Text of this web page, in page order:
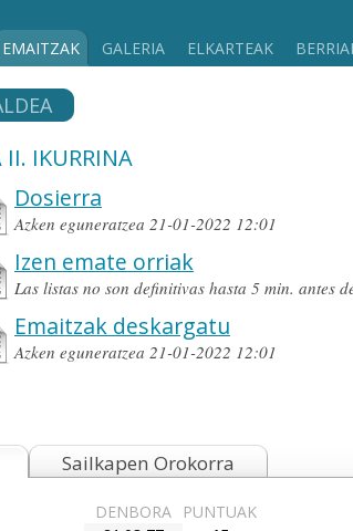
EMAITZAK GALERIA ELKARTEAK
II. IKURRINA
Dosierra
Azken eguneratzea 21-01-2022 12:01
Izen emate orriak
Las listas no son definitivas hasta 5 min. antes
Emaitzak deskargatu
Azken eguneratzea 21-01-2022 12:01
Sailkapen Orokorra
DENBORA
PUNTUAK